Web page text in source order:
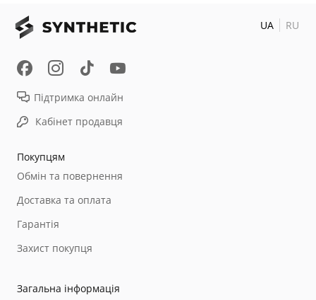
Покупцям
Обмін та повернення
Доставка та оплата
Гарантія
Захист покупця
Загальна інформація
Підтримка онлайн
Кабінет продавця
UA RU